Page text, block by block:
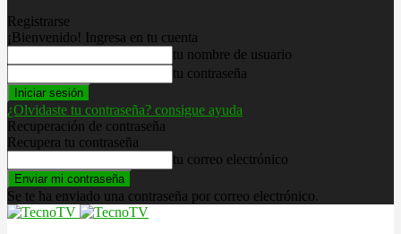
Registrarse
¡Bienvenido! Ingresa en tu cuenta
tu nombre de usuario
tu contraseña
¿Olvidaste tu contraseña? consigue ayuda
Recuperación de contraseña
Recupera tu contraseña
tu correo electrónico
Se te ha enviado una contraseña por correo electrónico.